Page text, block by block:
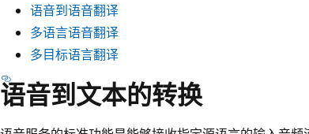
语音到语音翻译
多语言语音翻译
多目标语言翻译
语音到文本的转换